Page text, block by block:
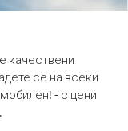
качествени
се на всеки
- с цени